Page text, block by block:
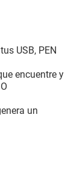
USB, PEN
encuentre y
un